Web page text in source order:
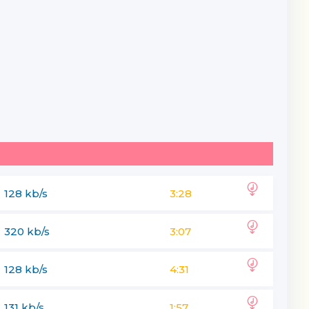
128 kb/s 3:28
320 kb/s 3:07
ber
128 kb/s 4:31